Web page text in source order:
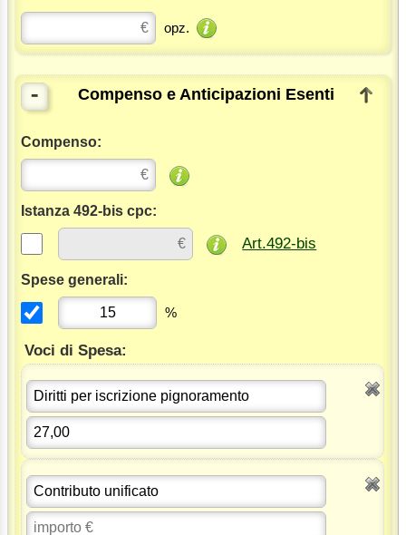
opz.
- Compenso e Anticipazioni Esenti
Compenso:
Istanza 492-bis cpc:
Art.492-bis
Spese generali:
%
Voci di Spesa: